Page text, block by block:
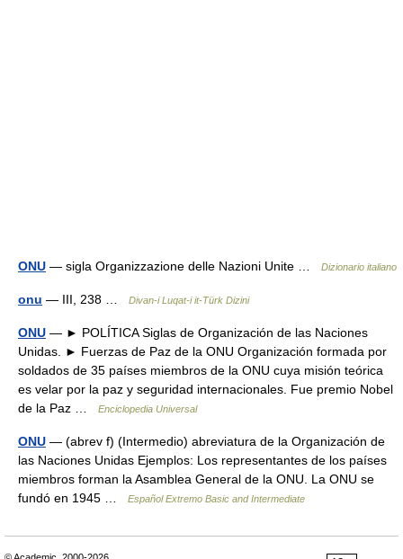
ONU — sigla Organizzazione delle Nazioni Unite … Dizionario italiano
onu — III, 238 … Divan-i Luqat-i it-Türk Dizini
ONU — ► POLÍTICA Siglas de Organización de las Naciones
Unidas. ► Fuerzas de Paz de la ONU Organización formada por
soldados de 35 países miembros de la ONU cuya misión teórica
es velar por la paz y seguridad internacionales. Fue premio Nobel
de la Paz …
Enciclopedia Universal
ONU — (abrev f) (Intermedio) abreviatura de la Organización de
las Naciones Unidas Ejemplos: Los representantes de los países
miembros forman la Asamblea General de la ONU. La ONU se
fundó en 1945 …
Español Extremo Basic and Intermediate